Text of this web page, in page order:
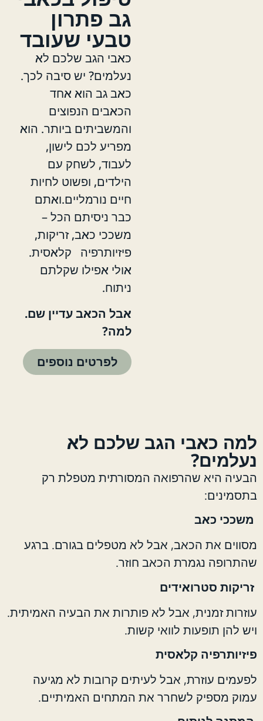
גב פתרון
טבעי שעובד
כאבי הגב שלכם לא
נעלמים? יש סיבה לכך.
כאב גב הוא אחד
הכאבים הנפוצים
והמשביתים ביותר. הוא
מפריע לכם לישון,
לעבוד, לשחק עם
הילדים, ופשוט לחיות
חיים נורמליים.ואתם
כבר ניסיתם הכל –
משככי כאב, זריקות,
פיזיותרפיה קלאסית.
אולי אפילו שקלתם
ניתוח.
אבל הכאב עדיין שם.
למה?
לפרטים נוספים
למה כאבי הגב שלכם לא
נעלמים?
הבעיה היא שהרפואה המסורתית מטפלת רק
בתסמינים:
משככי כאב
מסווים את הכאב, אבל לא מטפלים בגורם. ברגע
שהתרופה נגמרת הכאב חוזר.
זריקות סטרואידים
עוזרות זמנית, אבל לא פותרות את הבעיה האמיתית.
ויש להן תופעות לוואי קשות.
פיזיותרפיה קלאסית
לפעמים עוזרת, אבל לעיתים קרובות לא מגיעה
עמוק מספיק לשחרר את המתחים האמיתיים.